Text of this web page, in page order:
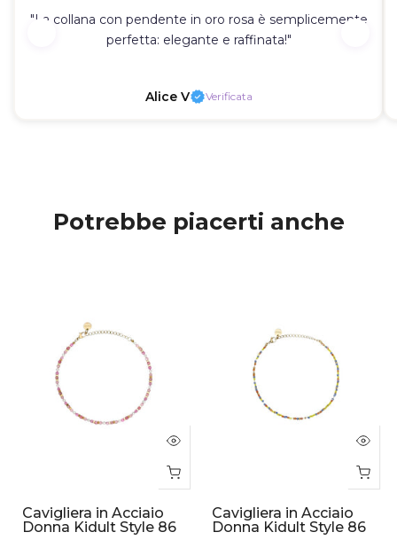
"La collana con pendente in oro rosa è semplicemente
perfetta: elegante e raffinata!"
Alice V Verificata
Potrebbe piacerti anche
Cavigliera in Acciaio
Donna Kidult Style 86
Cavigliera in Acciaio
Donna Kidult Style 86